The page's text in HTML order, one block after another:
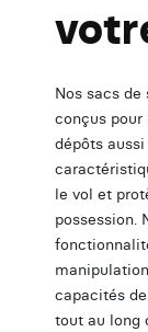
Nos sacs
conçus pour
dépôts
le vol et
possession.
capacités
tout au long